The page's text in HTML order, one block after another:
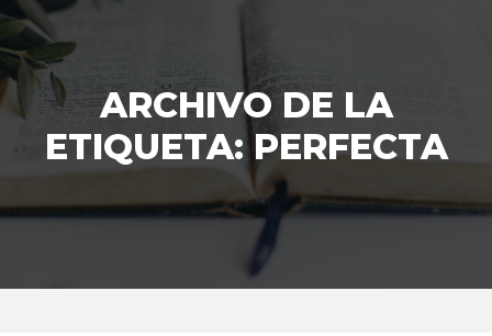
ARCHIVO DE LA
ETIQUETA: PERFECTA